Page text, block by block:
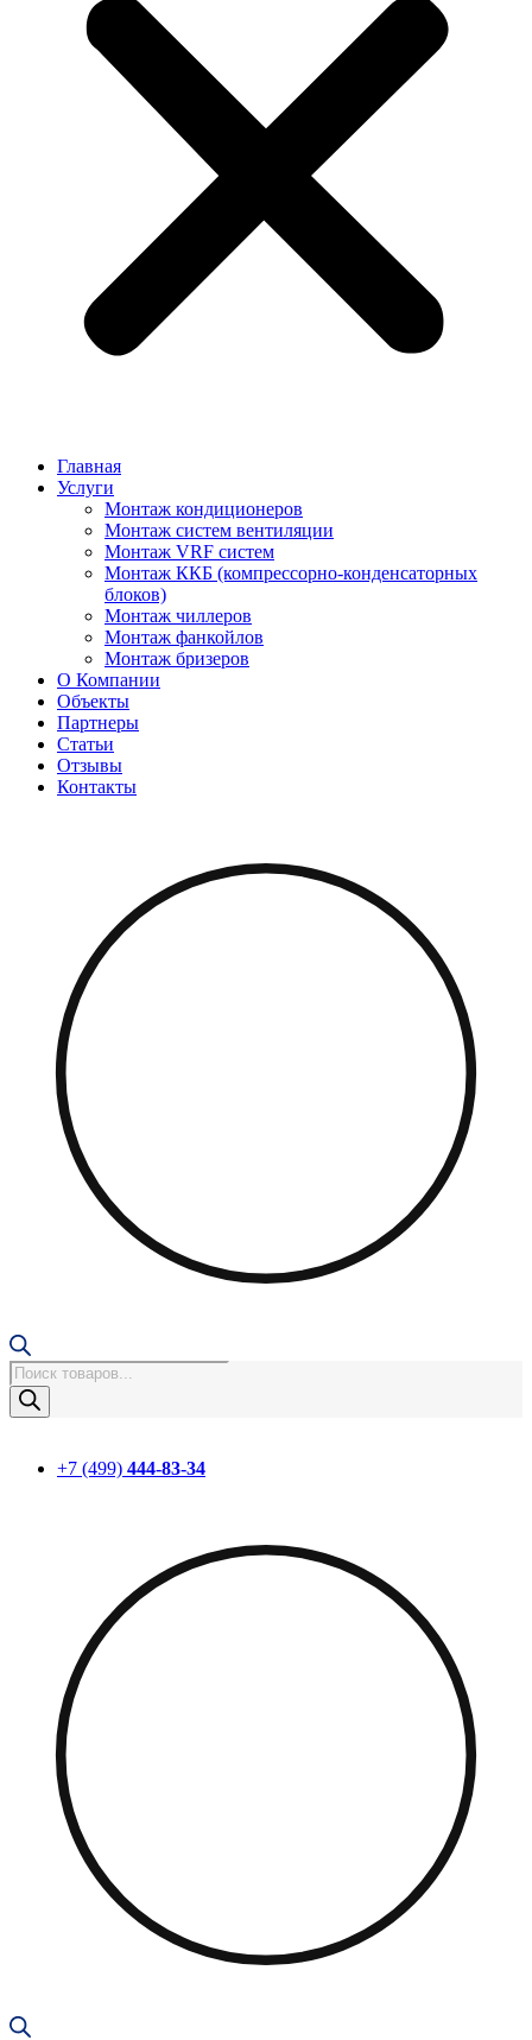
Главная
Услуги
Монтаж кондиционеров
Монтаж cистем вентиляции
Монтаж VRF систем
Монтаж ККБ (компрессорно-конденсаторных
блоков)
Монтаж чиллеров
Монтаж фанкойлов
Монтаж бризеров
О Компании
Объекты
Партнеры
Статьи
Отзывы
Контакты
Поиск
товаров
+7 (499) 444-83-34